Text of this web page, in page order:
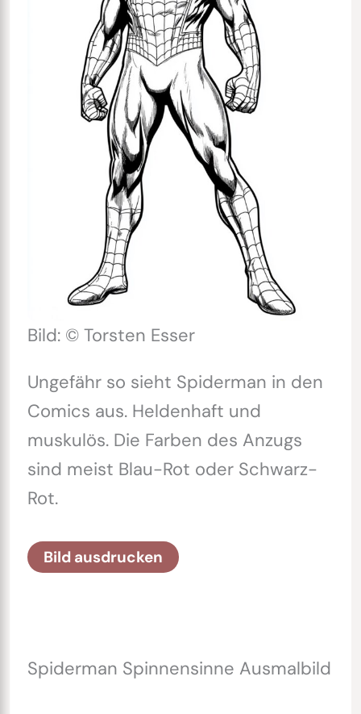
Bild: © Torsten Esser
Ungefähr so sieht Spiderman in den
Comics aus. Heldenhaft und
muskulös. Die Farben des Anzugs
sind meist Blau-Rot oder Schwarz-
Rot.
Bild ausdrucken
Spiderman Spinnensinne Ausmalbild